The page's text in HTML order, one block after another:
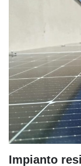
Impianto